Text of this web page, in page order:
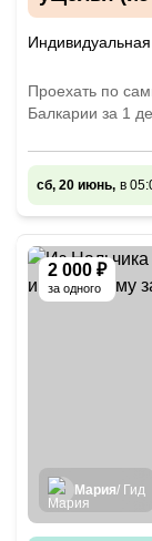
Индивидуальная
Проехать по
Балкарии за 1
сб, 20 июнь, в
2 000 ₽
за одного
Мария/ Гид